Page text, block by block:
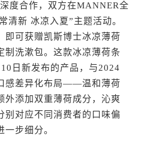
度合作，双方在MANNER全
清新 冰凉入夏”主题活动。
即可获赠凯斯博士冰凉薄荷
制洗漱包。这款冰凉薄荷条
日新发布的产品，与2024
感差异化布局——温和薄荷
外添加双重薄荷成分，沁爽
别对应不同消费者的口味偏
步细分。